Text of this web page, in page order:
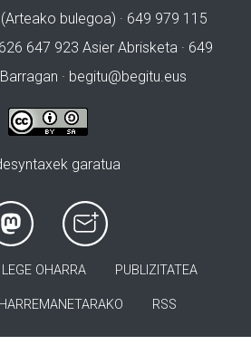
bulegoa) · 649 979 115
647 923 Asier Abrisketa · 649
· begitu@begitu.eus
garatua
LEGE OHARRA PUBLIZITATEA
HARREMANETARAKO RSS